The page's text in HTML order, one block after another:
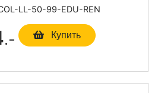
LL-50-99-EDU-REN
.- Купить